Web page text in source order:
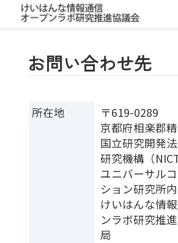
お問い合わせ先
所在地
〒619-0289
京都府相楽郡
国立研究開発
研究機構（NICT
ユニバーサル
ション研究所内
けいはんな情
ンラボ研究推
局